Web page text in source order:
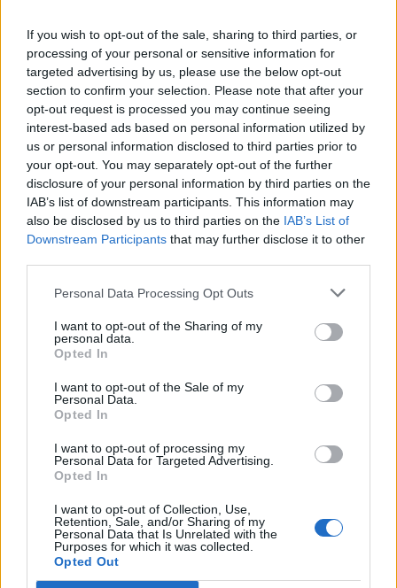
If you wish to opt-out of the sale, sharing to third parties, or
processing of your personal or sensitive information for
targeted advertising by us, please use the below opt-out
section to confirm your selection. Please note that after your
opt-out request is processed you may continue seeing
interest-based ads based on personal information utilized by
us or personal information disclosed to third parties prior to
your opt-out. You may separately opt-out of the further
disclosure of your personal information by third parties on the
IAB’s list of downstream participants. This information may
also be disclosed by us to third parties on the IAB’s List of
Downstream Participants that may further disclose it to other
Personal Data Processing Opt Outs
I want to opt-out of the Sharing of my
personal data.
Opted In
I want to opt-out of the Sale of my
Personal Data.
Opted In
I want to opt-out of processing my
Personal Data for Targeted Advertising.
Opted In
I want to opt-out of Collection, Use,
Retention, Sale, and/or Sharing of my
Personal Data that Is Unrelated with the
Purposes for which it was collected.
Opted Out
Ειδήσεις 5-8-2026